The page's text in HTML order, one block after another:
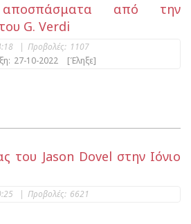
από την
G. Verdi
| Προβολές: 1107
27-10-2022 [Έληξε]
του Jason Dovel στην Ιόνιο
| Προβολές: 6621